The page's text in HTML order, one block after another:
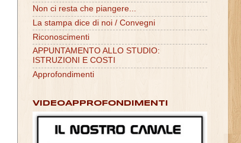
Non ci resta che piangere...
La stampa dice di noi / Convegni
Riconoscimenti
APPUNTAMENTO ALLO STUDIO:
ISTRUZIONI E COSTI
Approfondimenti
VIDEOAPPROFONDIMENTI